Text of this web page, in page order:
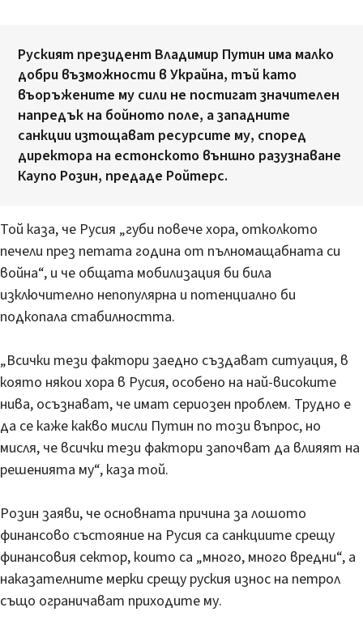
Руският президент Владимир Путин има малко
добри възможности в Украйна, тъй като
въоръжените му сили не постигат значителен
напредък на бойното поле, а западните
санкции изтощават ресурсите му, според
директора на естонското външно разузнаване
Каупо Розин, предаде Ройтерс.
Той каза, че Русия „губи повече хора, отколкото
печели през петата година от пълномащабната си
война“, и че общата мобилизация би била
изключително непопулярна и потенциално би
подкопала стабилността.
„Всички тези фактори заедно създават ситуация, в
която някои хора в Русия, особено на най-високите
нива, осъзнават, че имат сериозен проблем. Трудно е
да се каже какво мисли Путин по този въпрос, но
мисля, че всички тези фактори започват да влияят на
решенията му“, каза той.
Розин заяви, че основната причина за лошото
финансово състояние на Русия са санкциите срещу
финансовия сектор, които са „много, много вредни“, а
наказателните мерки срещу руския износ на петрол
също ограничават приходите му.